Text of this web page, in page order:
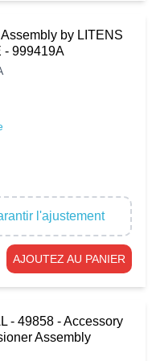
by LITENS
- 999419A
l'ajustement
AJOUTEZ AU PANIER
- 49858 - Accessory
Assembly